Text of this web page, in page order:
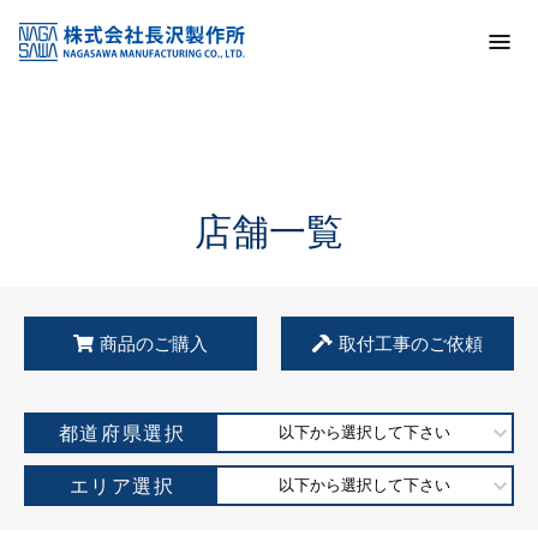
KSS加盟店・取扱店情報
店舗一覧
店舗一覧
商品のご購入 取付工事のご依頼
都道府県選択 以下から選択して下さい
エリア選択 以下から選択して下さい